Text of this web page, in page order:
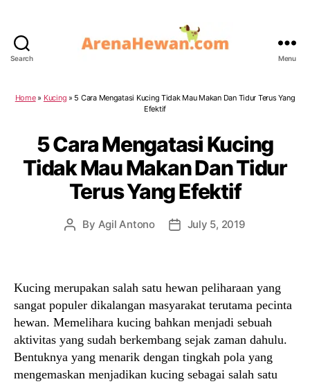
Search Menu
Home» Kucing » 5 Cara Mengatasi Kucing Tidak Mau Makan Dan Tidur Terus Yang
Efektif
5 Cara Mengatasi Kucing
Tidak Mau Makan Dan Tidur
Terus Yang Efektif
Post
By Agil Antono
PostJuly 5, 2019
Kucing merupakan salah satu hewan peliharaan yang
sangat populer dikalangan masyarakat terutama pecinta
hewan. Memelihara kucing bahkan menjadi sebuah
aktivitas yang sudah berkembang sejak zaman dahulu.
Bentuknya yang menarik dengan tingkah pola yang
mengemaskan menjadikan kucing sebagai salah satu